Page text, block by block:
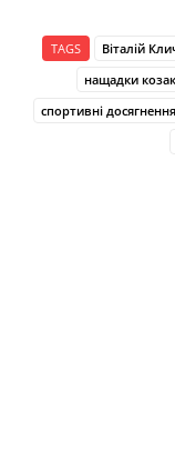
TAGS Віталій
нащадки
спортивні досягнення